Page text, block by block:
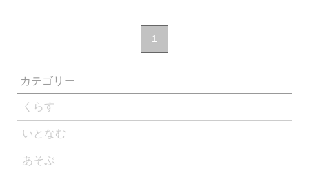
1
カテゴリー
くらす
いとなむ
あそぶ